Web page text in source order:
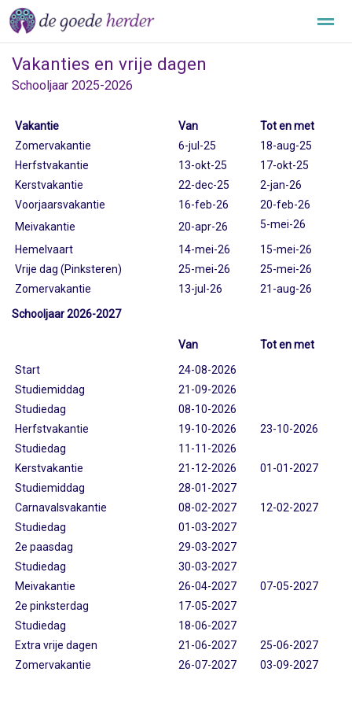
Over onze school Aanmelden Informatie
Nieuws Contact Locatie
Vakanties en vrije dagen
Schooljaar 2025-2026
Vakantie Van
Tot en met
Zomervakantie
6-jul-25
18-aug-25
Herfstvakantie
13-okt-25
17-okt-25
Kerstvakantie
22-dec-25
2-jan-26
Voorjaarsvakantie
16-feb-26
20-feb-26
Meivakantie
20-apr-26
5-mei-26
Hemelvaart
14-mei-26
15-mei-26
Vrije dag (Pinksteren)
25-mei-26
25-mei-26
Zomervakantie
13-jul-26
21-aug-26
Schooljaar 2026-2027
Van
Tot en met
Start
24-08-2026
Studiemiddag
21-09-2026
Studiedag
08-10-2026
Herfstvakantie
19-10-2026
23-10-2026
Studiedag
11-11-2026
Kerstvakantie
21-12-2026
01-01-2027
Studiemiddag
28-01-2027
Carnavalsvakantie
08-02-2027
12-02-2027
Studiedag
01-03-2027
2e paasdag
29-03-2027
Studiedag
30-03-2027
Meivakantie
26-04-2027
07-05-2027
2e pinksterdag
17-05-2027
Studiedag
18-06-2027
Extra vrije dagen
21-06-2027
25-06-2027
Zomervakantie
26-07-2027 03-09-2027